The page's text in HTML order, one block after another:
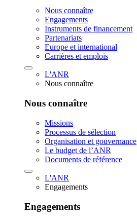
Nous connaître
Engagements
Instruments de financement
Partenariats
Europe et international
Carrières et emplois
L'ANR
Nous connaître
Nous connaître
Missions
Processus de sélection
Organisation et gouvernance
Le budget de l’ANR
Documents de référence
L'ANR
Engagements
Engagements